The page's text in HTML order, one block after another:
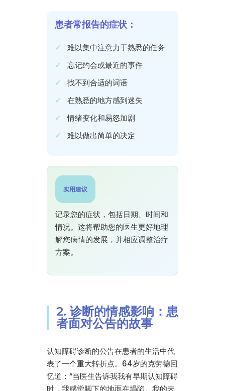
患者常报告的症状：
难以集中注意力于熟悉的任务
忘记约会或最近的事件
找不到合适的词语
在熟悉的地方感到迷失
情绪变化和易怒加剧
难以做出简单的决定
实用建议
记录您的症状，包括日期、时间和
情况。这将帮助您的医生更好地理
解您病情的发展，并相应调整治疗
方案。
2. 诊断的情感影响：患
者面对公告的故事
认知障碍诊断的公告在患者的生活中代
表了一个重大转折点。64岁的克劳德回
忆道：“当医生告诉我我有早期认知障碍
时，我感觉脚下的地面在塌陷。我的未